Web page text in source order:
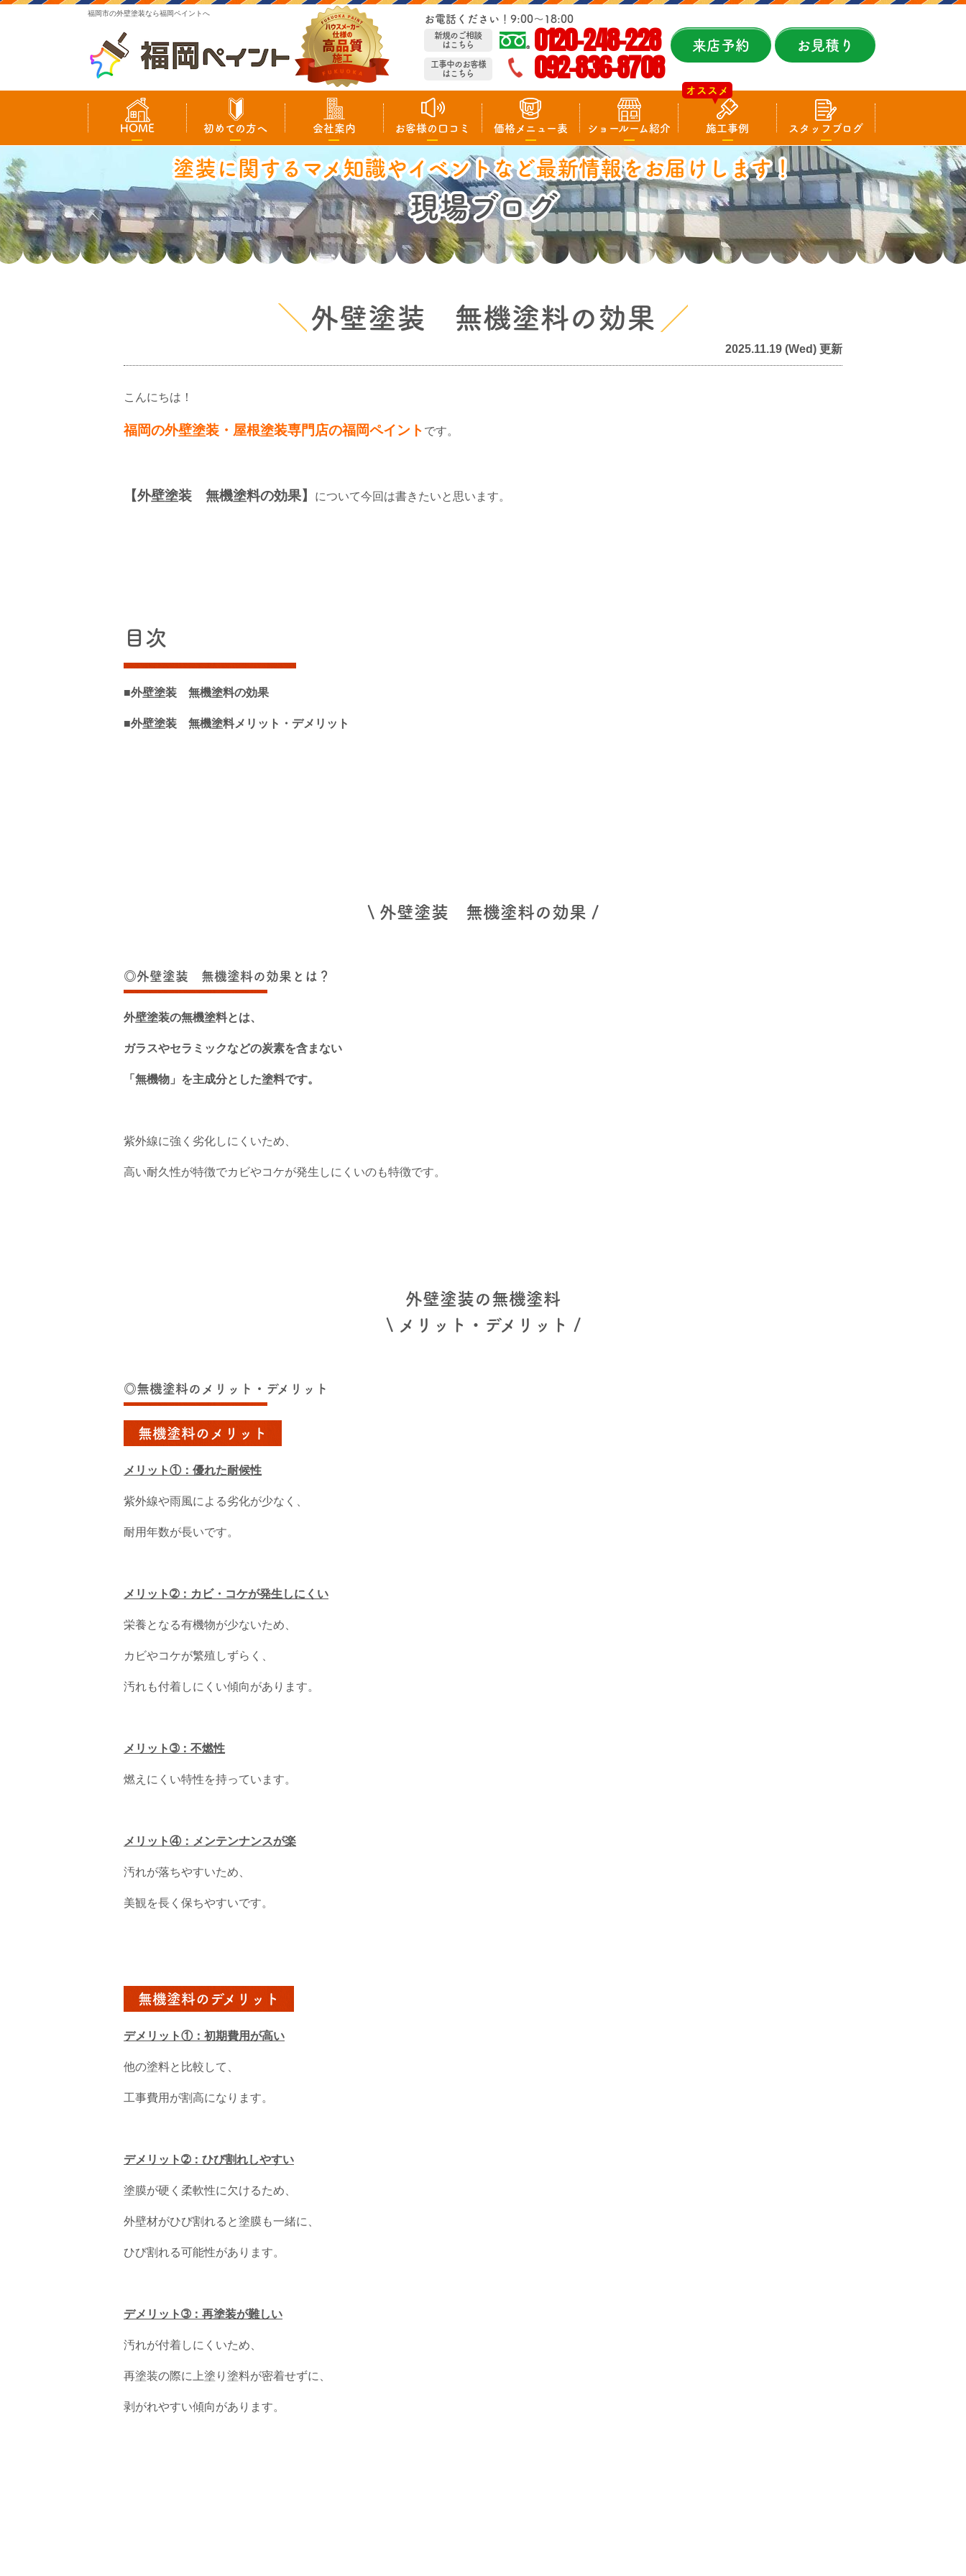
福岡市の外壁塗装なら福岡ペイントへ お電話ください！9:00～18:00
新規のご相談
はこちら
0120-248-228
工事中のお客様
はこちら
092-836-8708
来店予約 お見積り
HOME 初めての方へ 会社案内 お客様の口コミ 価格メニュー表 ショールーム紹介 施工事例
オススメ
スタッフブログ
塗装に関するマメ知識やイベントなど最新情報をお届けします！
現場ブログ
外壁塗装 無機塗料の効果
2025.11.19 (Wed) 更新
こんにちは！
福岡の外壁塗装・屋根塗装専門店の福岡ペイント です。
【外壁塗装 無機塗料の効果】 について今回は書きたいと思います。
目次
■外壁塗装 無機塗料の効果
■外壁塗装 無機塗料メリット・デメリット
\ 外壁塗装 無機塗料の効果 /
◎外壁塗装 無機塗料の効果とは？
外壁塗装の無機塗料とは、
ガラスやセラミックなどの炭素を含まない
「無機物」を主成分とした塗料です。
紫外線に強く劣化しにくいため、
高い耐久性が特徴でカビやコケが発生しにくいのも特徴です。
外壁塗装の無機塗料
\ メリット・デメリット /
◎無機塗料のメリット・デメリット
無機塗料のメリット
メリット①：優れた耐候性
紫外線や雨風による劣化が少なく、
耐用年数が長いです。
メリット➁：カビ・コケが発生しにくい
栄養となる有機物が少ないため、
カビやコケが繁殖しずらく、
汚れも付着しにくい傾向があります。
メリット➂：不燃性
燃えにくい特性を持っています。
メリット④：メンテンナンスが楽
汚れが落ちやすいため、
美観を長く保ちやすいです。
無機塗料のデメリット
デメリット①：初期費用が高い
他の塗料と比較して、
工事費用が割高になります。
デメリット➁：ひび割れしやすい
塗膜が硬く柔軟性に欠けるため、
外壁材がひび割れると塗膜も一緒に、
ひび割れる可能性があります。
デメリット➂：再塗装が難しい
汚れが付着しにくいため、
再塗装の際に上塗り塗料が密着せずに、
剥がれやすい傾向があります。